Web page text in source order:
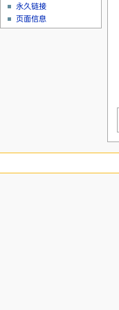
永久链接
页面信息